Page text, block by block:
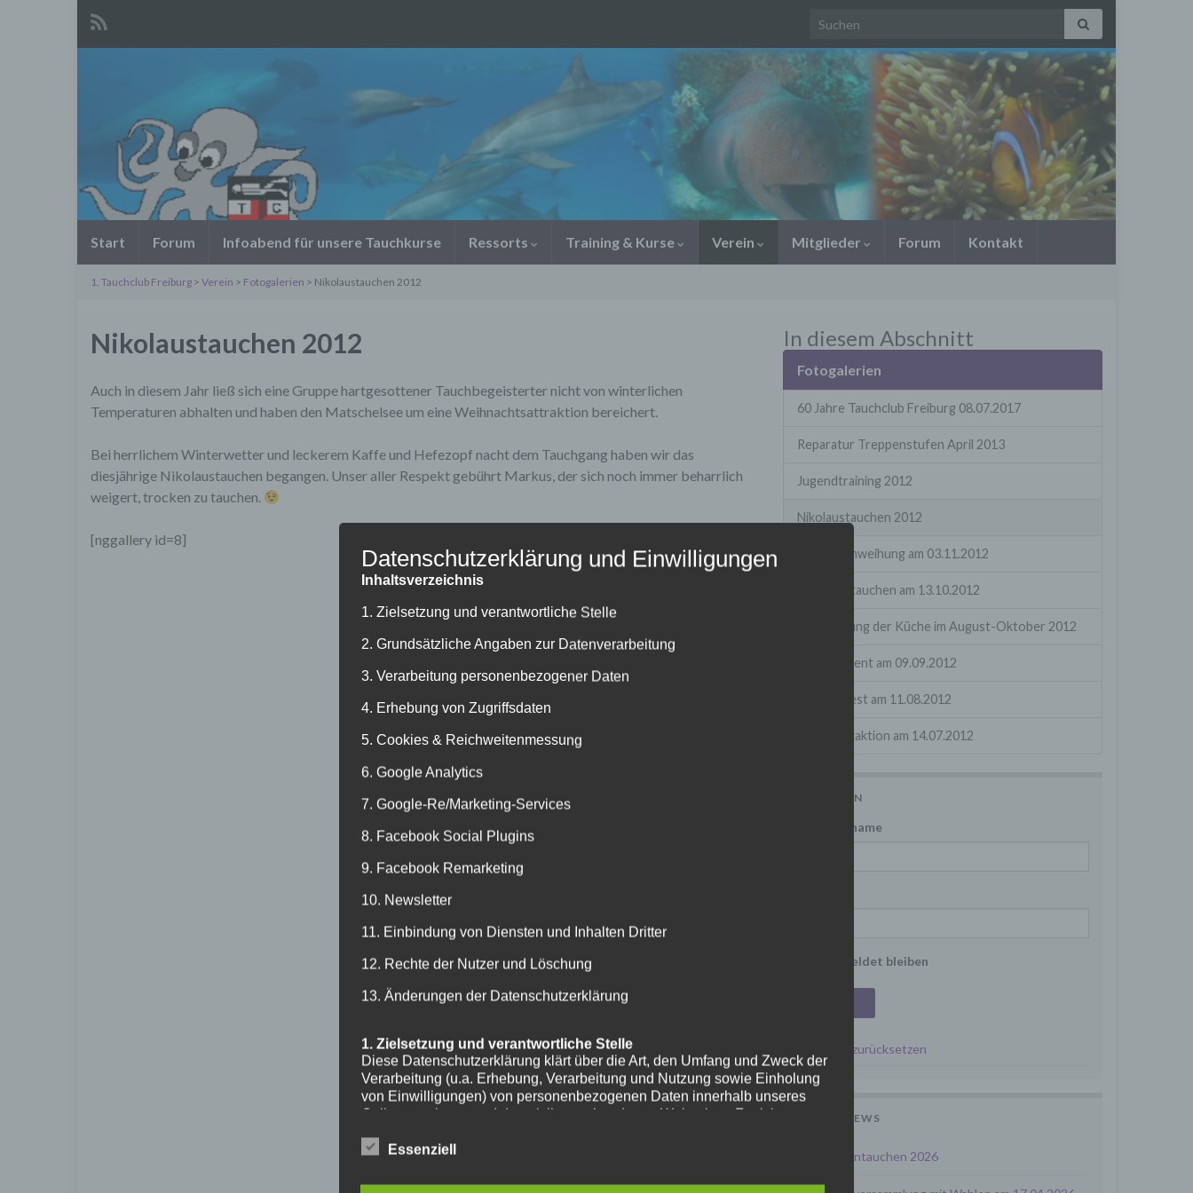
Search for:
Start Forum Infoabend für unsere Tauchkurse Ressorts Training & Kurse Verein Mitglieder Forum Kontakt
1. Tauchclub Freiburg > Verein > Fotogalerien > Nikolaustauchen 2012
Nikolaustauchen 2012
Auch in diesem Jahr ließ sich eine Gruppe hartgesottener Tauchbegeisterter nicht von winterlichen
Temperaturen abhalten und haben den Matschelsee um eine Weihnachtsattraktion bereichert.
Bei herrlichem Winterwetter und leckerem Kaffe und Hefezopf nacht dem Tauchgang haben wir das
diesjährige Nikolaustauchen begangen. Unser aller Respekt gebührt Markus, der sich noch immer beharrlich
weigert, trocken zu tauchen.
[nggallery id=8]
In diesem Abschnitt
Fotogalerien
60 Jahre Tauchclub Freiburg 08.07.2017
Reparatur Treppenstufen April 2013
Jugendtraining 2012
Nikolaustauchen 2012
Kücheneinweihung am 03.11.2012
Herbstabtauchen am 13.10.2012
Renovierung der Küche im August-Oktober 2012
Apnoe-Event am 09.09.2012
Sommerfest am 11.08.2012
Großputzaktion am 14.07.2012
ANMELDEN
Benutzername
Angemeldet bleiben
Passwort zurücksetzen
LETZTE NEWS
Frühjahrsantauchen 2026
Datenschutzerklärung und Einwilligungen
Inhaltsverzeichnis
1. Zielsetzung und verantwortliche Stelle
2. Grundsätzliche Angaben zur Datenverarbeitung
3. Verarbeitung personenbezogener Daten
4. Erhebung von Zugriffsdaten
5. Cookies & Reichweitenmessung
6. Google Analytics
7. Google-Re/Marketing-Services
8. Facebook Social Plugins
9. Facebook Remarketing
10. Newsletter
11. Einbindung von Diensten und Inhalten Dritter
12. Rechte der Nutzer und Löschung
13. Änderungen der Datenschutzerklärung
1. Zielsetzung und verantwortliche Stelle
Diese Datenschutzerklärung klärt über die Art, den Umfang und Zweck der
Verarbeitung (u.a. Erhebung, Verarbeitung und Nutzung sowie Einholung
von Einwilligungen) von personenbezogenen Daten innerhalb unseres
Onlineangebotes und der mit ihm verbundenen Webseiten, Funktionen
"Website") auf. Die Datenschutzerklärung gilt unabhängig von den
oder Mobile) auf denen das Onlineangebot ausgeführt wird.
Essenziell